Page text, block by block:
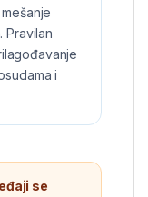
Pravilan
i
se